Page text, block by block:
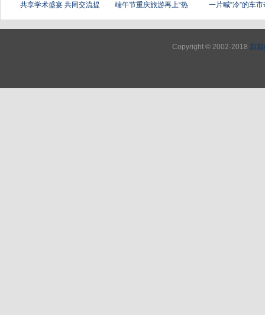
共享学术盛宴 共同交流提 端午节重庆旅游再上“热 一片喊“冷”的车
Copyright © 2002-2018 新